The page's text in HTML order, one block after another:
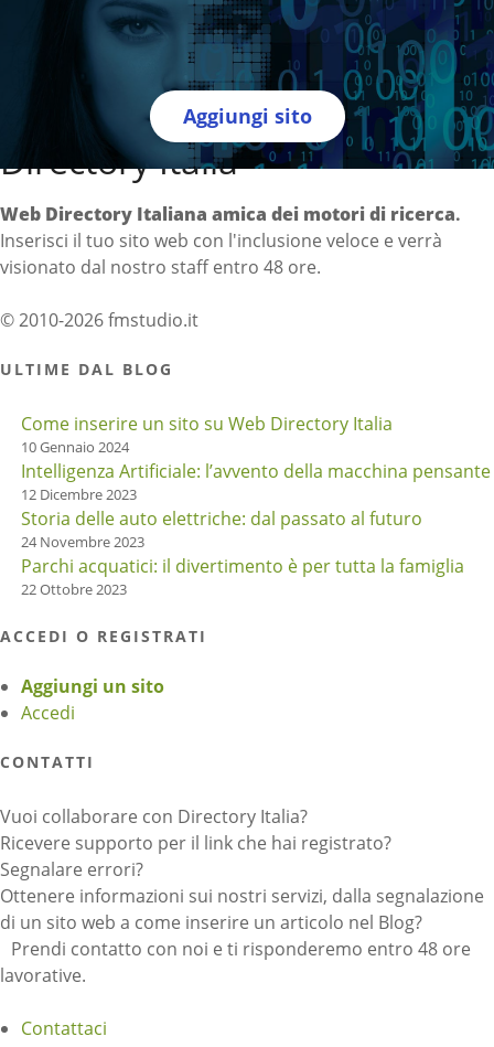
Aggiungi sito
Directory Italia
Web Directory Italiana amica dei motori di ricerca.
Inserisci il tuo sito web con l'inclusione veloce e verrà
visionato dal nostro staff entro 48 ore.
© 2010-2026 fmstudio.it
ULTIME DAL BLOG
Come inserire un sito su Web Directory Italia
10 Gennaio 2024
Intelligenza Artificiale: l’avvento della macchina pensante
12 Dicembre 2023
Storia delle auto elettriche: dal passato al futuro
24 Novembre 2023
Parchi acquatici: il divertimento è per tutta la famiglia
22 Ottobre 2023
ACCEDI O REGISTRATI
Aggiungi un sito
Accedi
CONTATTI
Vuoi collaborare con Directory Italia?
Ricevere supporto per il link che hai registrato?
Segnalare errori?
Ottenere informazioni sui nostri servizi, dalla segnalazione
di un sito web a come inserire un articolo nel Blog?
Prendi contatto con noi e ti risponderemo entro 48 ore
lavorative.
Contattaci